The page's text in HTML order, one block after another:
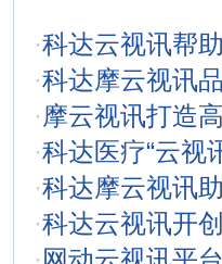
·科达云视讯帮
·科达摩云视讯
·摩云视讯打造
·科达医疗“云视
·科达摩云视讯
·科达云视讯开